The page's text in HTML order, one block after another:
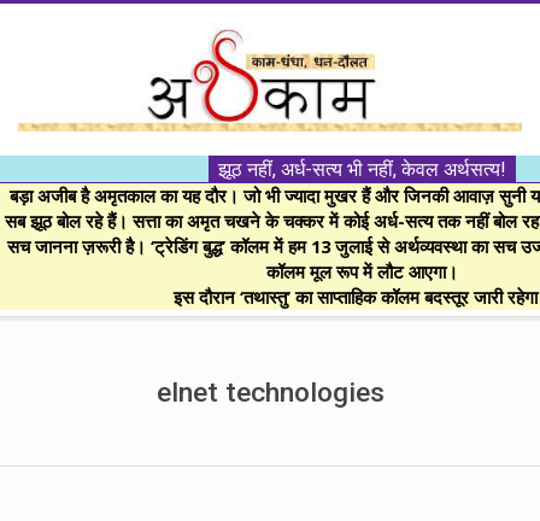
।।
अर्थकाम।।
BE
FINANCIALLY
CLEVER!
झूठ नहीं, अर्ध-सत्य भी नहीं, केवल अर्थसत्य!
बड़ा अजीब है अमृतकाल का यह दौर। जो भी ज्यादा मुखर हैं और जिनकी आवाज़ सुनी
सब झूठ बोल रहे हैं। सत्ता का अमृत चखने के चक्कर में कोई अर्ध-सत्य तक नहीं बोल
सच जानना ज़रूरी है। ‘ट्रेडिंग बुद्ध’ कॉलम में हम 13 जुलाई से अर्थव्यवस्था का सच
कॉलम मूल रूप में लौट आएगा।
इस दौरान ‘तथास्तु’ का साप्ताहिक कॉलम बदस्तूर जारी
elnet technologies